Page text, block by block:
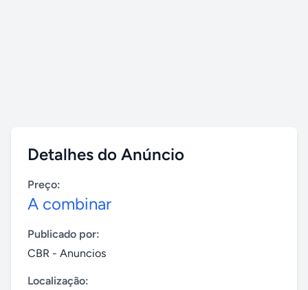
Detalhes do Anúncio
Preço:
A combinar
Publicado por:
CBR - Anuncios
Localização: